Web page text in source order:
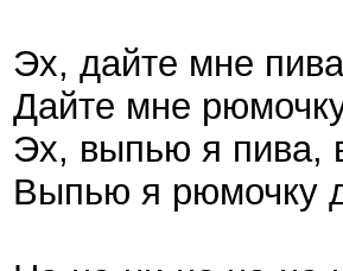
Эх, дайте мне
Дайте мне
Эх, выпью я пива,
Выпью я рюмочку